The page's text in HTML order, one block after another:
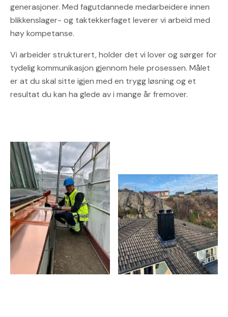
generasjoner. Med fagutdannede medarbeidere innen
blikkenslager- og taktekkerfaget leverer vi arbeid med
høy kompetanse.
Vi arbeider strukturert, holder det vi lover og sørger for
tydelig kommunikasjon gjennom hele prosessen. Målet
er at du skal sitte igjen med en trygg løsning og et
resultat du kan ha glede av i mange år fremover.